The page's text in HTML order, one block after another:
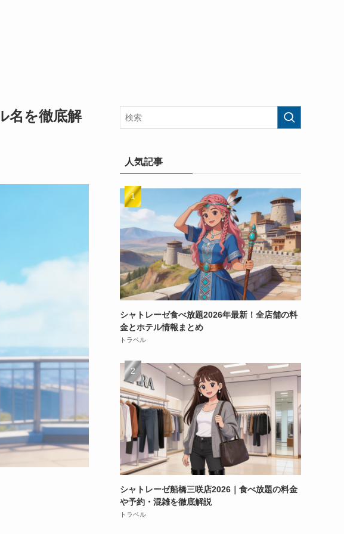
名を徹底解
人気記事
シャトレーゼ食べ放題2026年最新！全店舗の料
金とホテル情報まとめ
トラベル
シャトレーゼ船橋三咲店2026｜食べ放題の料金
や予約・混雑を徹底解説
トラベル